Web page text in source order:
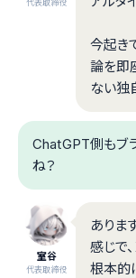
今起き
論を即
ない独
ChatGPT側もブ
ね？
室谷
代表取締役
ありま
感じで
根本的